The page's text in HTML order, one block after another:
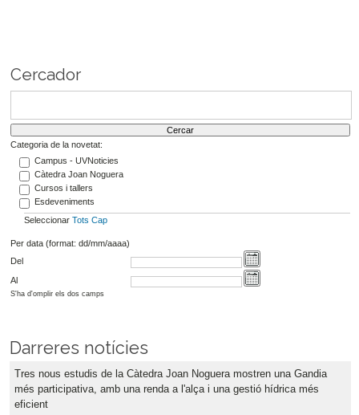
Cercador
Categoria de la novetat:
Campus - UVNoticies
Càtedra Joan Noguera
Cursos i tallers
Esdeveniments
Seleccionar Tots Cap
Per data (format: dd/mm/aaaa)
Del
Al
S'ha d'omplir els dos camps
Darreres notícies
Tres nous estudis de la Càtedra Joan Noguera mostren una Gandia
més participativa, amb una renda a l'alça i una gestió hídrica més
eficient